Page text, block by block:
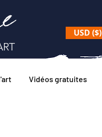
USD ($)
Vidéos gratuites